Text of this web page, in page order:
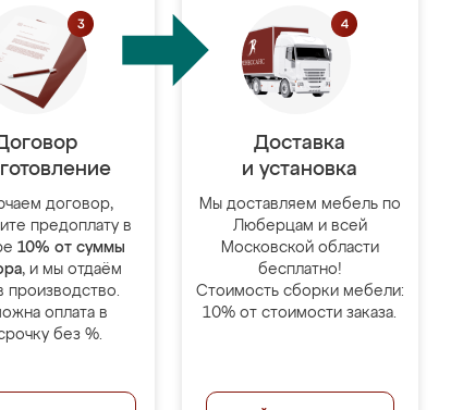
договор,
предоплату в
10% от суммы
, и мы отдаём
производство.
оплата в
без %.
Доставка
и установка
Мы доставляем мебель по
Люберцам и всей
Московской области
бесплатно!
Стоимость сборки мебели:
10% от стоимости заказа.